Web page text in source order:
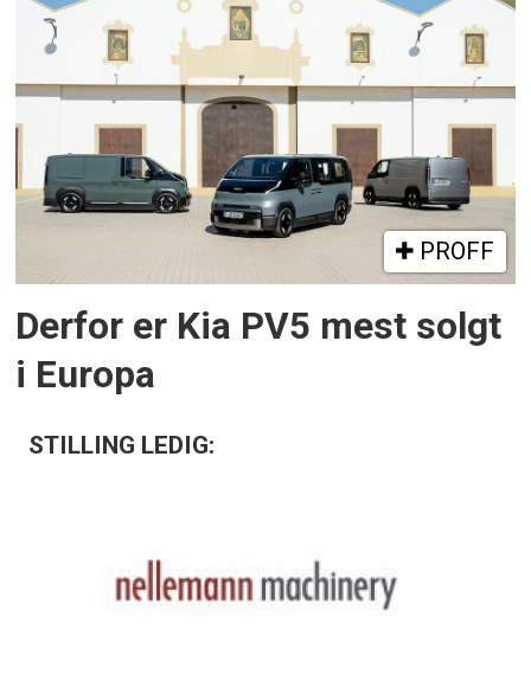
PROFF
Derfor er Kia PV5 mest solgt
i Europa
STILLING LEDIG: